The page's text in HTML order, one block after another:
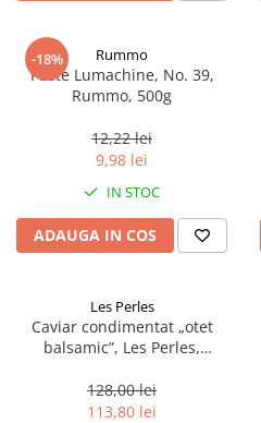
-18% Rummo
Paste Lumachine, No. 39,
Rummo, 500g
12,22 lei
9,98 lei
IN STOC
ADAUGA IN COS
Les Perles
Caviar condimentat „otet
balsamic”, Les Perles,
sferice, 200 g
128,00 lei
113,80 lei